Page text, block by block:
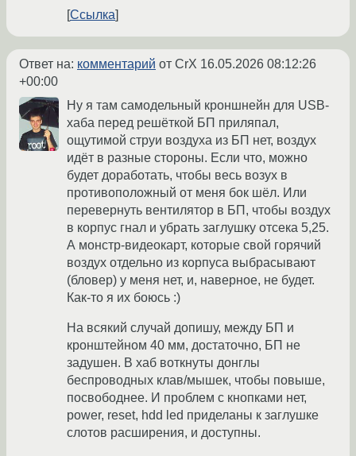
Ссылка
Ответ на: комментарий от CrX 16.05.2026 08:12:26
+00:00
Ну я там самодельный кроншнейн для USB-
хаба перед решёткой БП приляпал,
ощутимой струи воздуха из БП нет, воздух
идёт в разные стороны. Если что, можно
будет доработать, чтобы весь возух в
противоположный от меня бок шёл. Или
перевернуть вентилятор в БП, чтобы воздух
в корпус гнал и убрать заглушку отсека 5,25.
А монстр-видеокарт, которые свой горячий
воздух отдельно из корпуса выбрасывают
(бловер) у меня нет, и, наверное, не будет.
Как-то я их боюсь :)
На всякий случай допишу, между БП и
кронштейном 40 мм, достаточно, БП не
задушен. В хаб воткнуты донглы
беспроводных клав/мышек, чтобы повыше,
посвободнее. И проблем с кнопками нет,
power, reset, hdd led приделаны к заглушке
слотов расширения, и доступны.